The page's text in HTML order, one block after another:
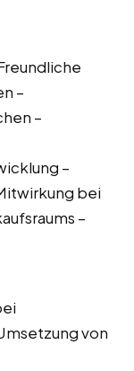
–
–
–
bei
–
von